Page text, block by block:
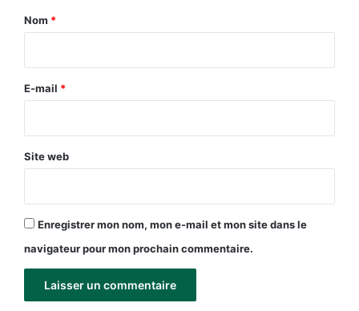
a
e
Nom *
E-mail *
Site web
Enregistrer mon nom, mon e-mail et mon site dans le
navigateur pour mon prochain commentaire.